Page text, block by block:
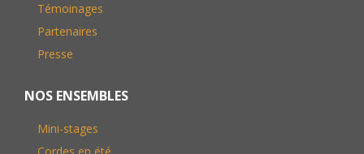
Témoinages
Partenaires
Presse
NOS ENSEMBLES
Mini-stages